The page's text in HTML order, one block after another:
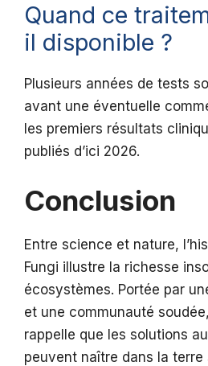
Quand ce
il disponible ?
Plusieurs années de tests
avant une éventuelle
les premiers résultats
publiés d’ici 2026.
Conclusion
Entre science et nature,
Fungi illustre la richesse
écosystèmes. Portée par
et une communauté
rappelle que les solutions
peuvent naître dans la terre